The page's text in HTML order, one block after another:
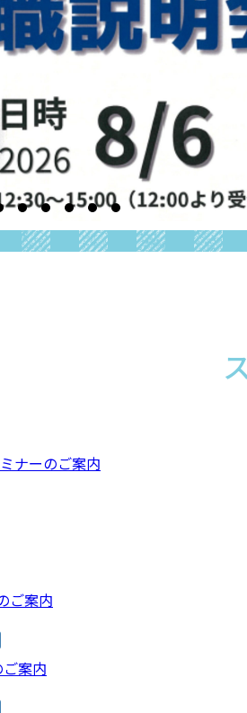
ナーのご案内
ご案内
案内